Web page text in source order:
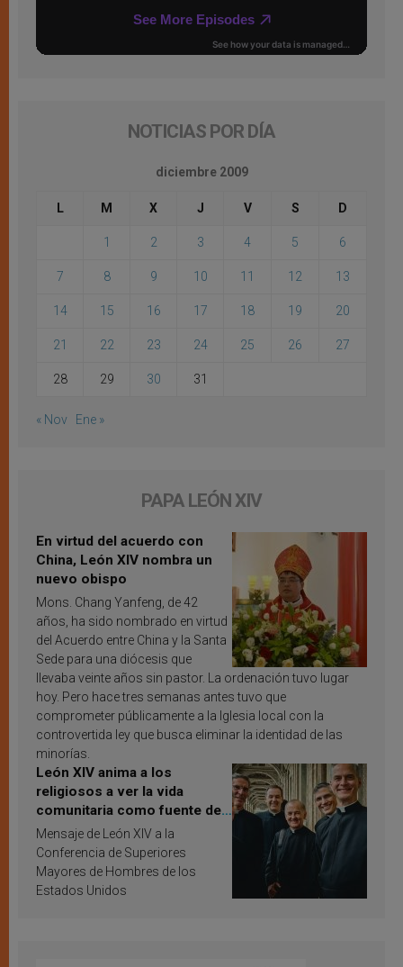
NOTICIAS POR DÍA
diciembre 2009
L M X J V S D
1 2 3 4 5 6
7 8 9 10 11 12 13
14 15 16 17 18 19 20
21 22 23 24 25 26 27
28 29 30 31
« Nov Ene »
PAPA LEÓN XIV
En virtud del acuerdo con
China, León XIV nombra un
nuevo obispo
Mons. Chang Yanfeng, de 42
años, ha sido nombrado en virtud
del Acuerdo entre China y la Santa
Sede para una diócesis que
llevaba veinte años sin pastor. La ordenación tuvo lugar
hoy. Pero hace tres semanas antes tuvo que
comprometer públicamente a la Iglesia local con la
controvertida ley que busca eliminar la identidad de las
minorías.
León XIV anima a los
religiosos a ver la vida
comunitaria como fuente de
inspiración y santificación
Mensaje de León XIV a la
Conferencia de Superiores
Mayores de Hombres de los
Estados Unidos